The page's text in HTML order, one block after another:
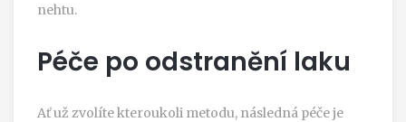
nehtu.
Péče po odstranění laku
Ať už zvolíte kteroukoli metodu, následná péče je